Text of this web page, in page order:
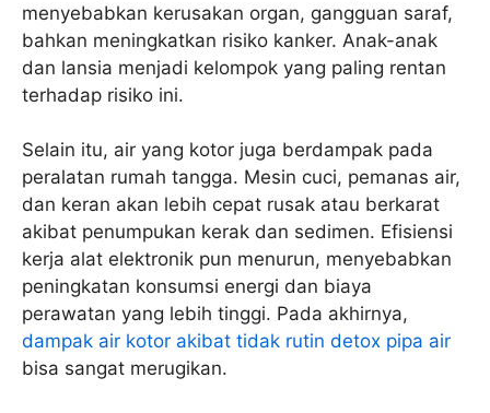
menyebabkan kerusakan organ, gangguan saraf,
bahkan meningkatkan risiko kanker. Anak-anak
dan lansia menjadi kelompok yang paling rentan
terhadap risiko ini.
Selain itu, air yang kotor juga berdampak pada
peralatan rumah tangga. Mesin cuci, pemanas air,
dan keran akan lebih cepat rusak atau berkarat
akibat penumpukan kerak dan sedimen. Efisiensi
kerja alat elektronik pun menurun, menyebabkan
peningkatan konsumsi energi dan biaya
perawatan yang lebih tinggi. Pada akhirnya,
dampak air kotor akibat tidak rutin detox pipa air
bisa sangat merugikan.